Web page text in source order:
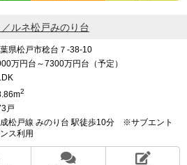
ルネ松戸みのり台
県松戸市稔台７-38-10
万円台～7300万円台（予定）
2
戸
松戸線 みのり台 駅徒歩10分 ※サブエント
ス利用